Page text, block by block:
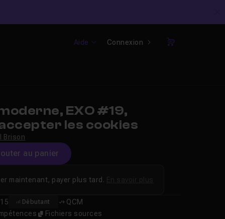
Aide Connexion
Panier
EXO #19,
les cookies
Brison
au panier
Débutant
QCM
Fichiers sources
maintenant, payer plus tard.